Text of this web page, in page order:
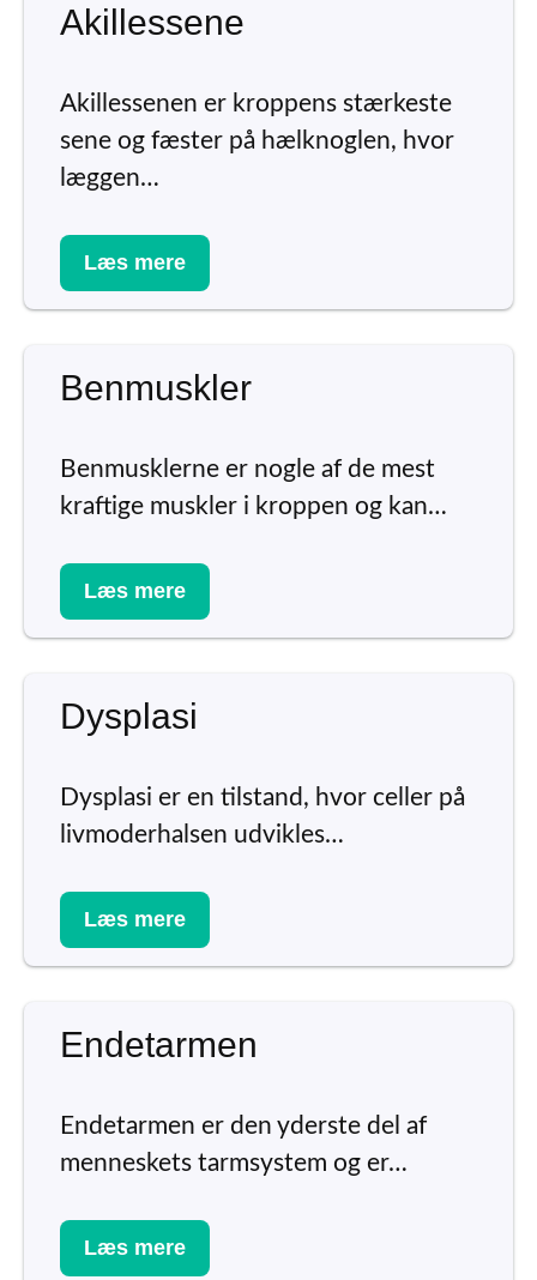
Akillessene
Akillessenen er kroppens stærkeste
sene og fæster på hælknoglen, hvor
læggen…
Læs mere
Benmuskler
Benmusklerne er nogle af de mest
kraftige muskler i kroppen og kan…
Læs mere
Dysplasi
Dysplasi er en tilstand, hvor celler på
livmoderhalsen udvikles…
Læs mere
Endetarmen
Endetarmen er den yderste del af
menneskets tarmsystem og er…
Læs mere